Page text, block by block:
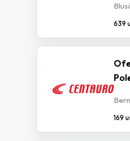
639
169